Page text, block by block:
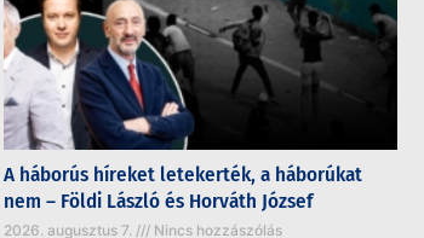
A háborús híreket letekerték, a háborúkat
nem – Földi László és Horváth József
2026. augusztus 7. Nincs hozzászólás